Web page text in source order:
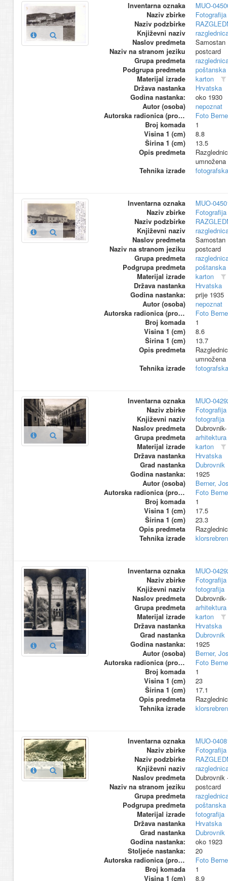
Inventarna oznaka
MUO-
Naziv zbirke
Naziv podzbirke
Književni naziv
Naslov predmeta
Samostan
Naziv na stranom jeziku
postcard
Grupa predmeta
Podgrupa predmeta
poštanska
Materijal izrade
karton
Država nastanka
Hrvatska
Godina nastanka:
oko 1930
Autor (osoba)
nepoznat
Autorska radionica (proizvođač)
Foto
Broj komada
1
Visina 1 (cm)
8.8
Širina 1 (cm)
13.5
Opis predmeta
Tehnika izrade
fotografska
Inventarna oznaka
MUO-
Naziv zbirke
Naziv podzbirke
Književni naziv
Naslov predmeta
Samostan
Naziv na stranom jeziku
postcard
Grupa predmeta
Podgrupa predmeta
poštanska
Materijal izrade
karton
Država nastanka
Hrvatska
Godina nastanka:
prije 1935
Autor (osoba)
nepoznat
Autorska radionica (proizvođač)
Foto
Broj komada
1
Visina 1 (cm)
8.6
Širina 1 (cm)
13.7
Opis predmeta
Tehnika izrade
fotografska
Inventarna oznaka
MUO-
Naziv zbirke
Književni naziv
fotografija
Naslov predmeta
Grupa predmeta
arhitektura
Materijal izrade
karton
Država nastanka
Hrvatska
Grad nastanka
Dubrovnik
Godina nastanka:
1925
Autor (osoba)
Berner,
Autorska radionica (proizvođač)
Foto
Broj komada
1
Visina 1 (cm)
17.5
Širina 1 (cm)
23.3
Opis predmeta
Tehnika izrade
Inventarna oznaka
MUO-
Naziv zbirke
Književni naziv
fotografija
Naslov predmeta
Grupa predmeta
arhitektura
Materijal izrade
karton
Država nastanka
Hrvatska
Grad nastanka
Dubrovnik
Godina nastanka:
1925
Autor (osoba)
Berner,
Autorska radionica (proizvođač)
Foto
Broj komada
1
Visina 1 (cm)
23
Širina 1 (cm)
17.1
Opis predmeta
Tehnika izrade
Inventarna oznaka
MUO-
Naziv zbirke
Naziv podzbirke
Književni naziv
Naslov predmeta
Dubrovnik
Naziv na stranom jeziku
postcard
Grupa predmeta
Podgrupa predmeta
poštanska
Materijal izrade
fotografija
Država nastanka
Hrvatska
Grad nastanka
Dubrovnik
Godina nastanka:
oko 1923
Stoljeće nastanka:
20
Autorska radionica (proizvođač)
Foto
Broj komada
1
Visina 1 (cm)
8.9